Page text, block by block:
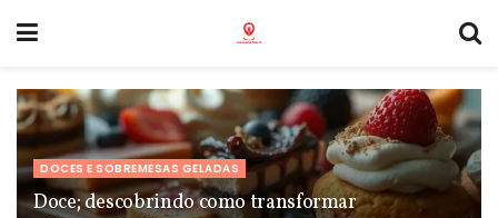
DOCES E SOBREMESAS GELADAS
Doce; descobrindo como transformar